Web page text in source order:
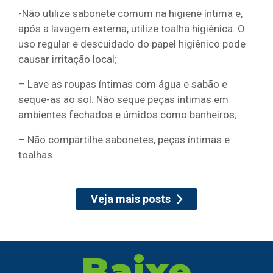
-Não utilize sabonete comum na higiene íntima e,
após a lavagem externa, utilize toalha higiênica. O
uso regular e descuidado do papel higiênico pode
causar irritação local;
– Lave as roupas íntimas com água e sabão e
seque-as ao sol. Não seque peças íntimas em
ambientes fechados e úmidos como banheiros;
– Não compartilhe sabonetes, peças íntimas e
toalhas.
Veja mais posts